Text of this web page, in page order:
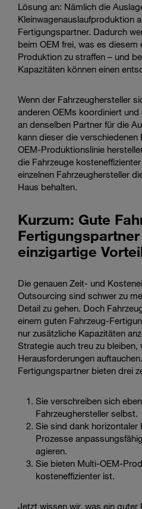
Lösung an: Nämlich die
Kleinwagenauslaufproduktion
Fertigungspartner. Dadurch
beim OEM frei, was es
Produktion zu straffen – und
Kapazitäten können einen
Wenn der Fahrzeughersteller
anderen OEMs koordiniert
an denselben Partner für die
kann dieser die verschiedenen
OEM-Produktionslinie
die Fahrzeuge
einzelnen Fahrzeughersteller
Haus behalten.
Kurzum: Gute
einzigartige
Die genauen Zeit- und
Outsourcing sind schwer zu
Detail zu gehen. Doch
einem guten Fahrzeug-
nur zusätzliche Kapazitäten
Strategie auch treu zu bleiben,
Herausforderungen
Fertigungspartner bieten drei
Sie verschreiben sich
Fahrzeughersteller selbst.
Sie sind dank horizontaler
Prozesse
agieren.
Sie bieten Multi-OEM-
kosteneffizienter ist.
Jetzt wissen wir, was ein guter